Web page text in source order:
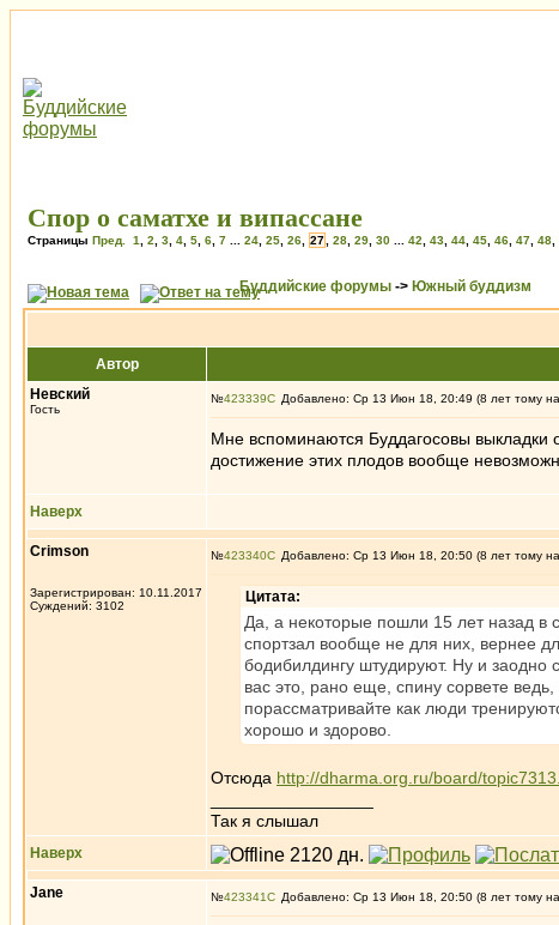
Спор о саматхе и випассане
Страницы Пред. 1 2 3 4 5 6 7 24 25 26 27 28 29 30 42 43 44 45 46 47 48
Буддийские форумы -> Южный буддизм
Автор
Невский
Гость
№423339 Добавлено: Ср 13 Июн 18, 20:49 (8 лет тому
Мне вспоминаются Буддагосовы выкладки
достижение этих плодов вообще
Наверх
Crimson
Зарегистрирован: 10.11.2017
Суждений: 3102
№423340 Добавлено: Ср 13 Июн 18, 20:50 (8 лет тому
Цитата:
Да, а некоторые пошли 15 лет назад в
спортзал вообще не для них, вернее
бодибилдингу штудируют. Ну и заодно
вас это, рано еще, спину сорвете
порассматривайте как люди
хорошо и здорово.
Отсюда http://dharma.org.ru/board/
Так я слышал
Наверх
Jane №423341 Добавлено: Ср 13 Июн 18, 20:50 (8 лет тому